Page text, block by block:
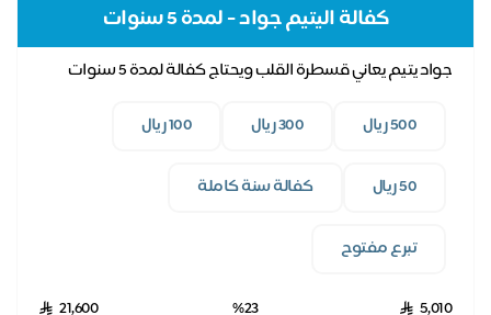
كفالة اليتيم جواد - لمدة 5 سنوات
جواد يتيم يعاني قسطرة القلب ويحتاج كفالة لمدة 5 سنوات
كفالة سنة كاملة
تبرع مفتوح
5,010
21,600